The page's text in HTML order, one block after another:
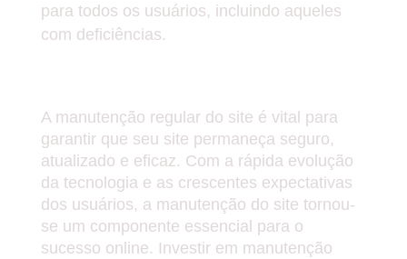
para todos os usuários, incluindo aqueles
com deficiências.
A manutenção regular do site é vital para
garantir que seu site permaneça seguro,
atualizado e eficaz. Com a rápida evolução
da tecnologia e as crescentes expectativas
dos usuários, a manutenção do site tornou-
se um componente essencial para o
sucesso online. Investir em manutenção